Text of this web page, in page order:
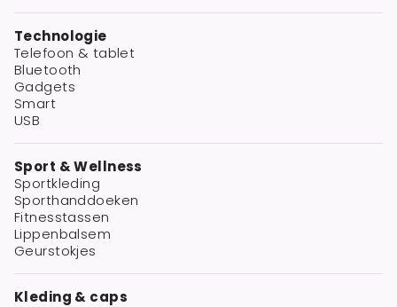
Technologie
Telefoon & tablet
Bluetooth
Gadgets
Smart
USB
Sport & Wellness
Sportkleding
Sporthanddoeken
Fitnesstassen
Lippenbalsem
Geurstokjes
Kleding & caps